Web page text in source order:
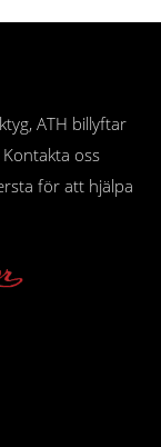
ATH billyftar
oss
för att hjälpa